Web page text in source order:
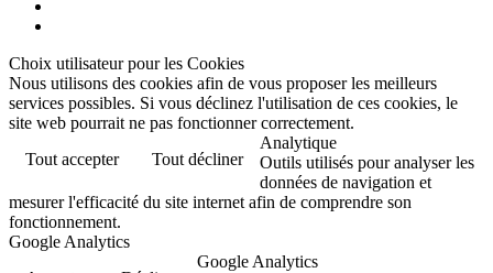
Choix utilisateur pour les Cookies
Nous utilisons des cookies afin de vous proposer les meilleurs
services possibles. Si vous déclinez l'utilisation de ces cookies, le
site web pourrait ne pas fonctionner correctement.
Tout accepter
Tout décliner
Analytique
Outils utilisés pour analyser les
données de navigation et
mesurer l'efficacité du site internet afin de comprendre son
fonctionnement.
Google Analytics
Google Analytics